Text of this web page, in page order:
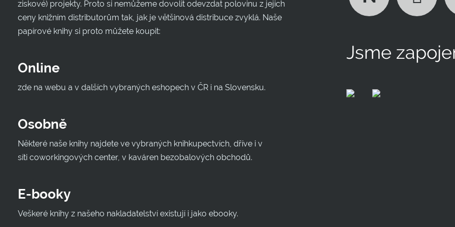
ziskové) projekty. Proto si nemůžeme dovolit odevzdat polovinu z jejich
ceny knižním distributorům tak, jak je většinová distribuce zvyklá. Naše
papírové knihy si proto můžete koupit:
Online
zde na webu a v dalších vybraných eshopech v ČR i na Slovensku.
Osobně
Některé naše knihy najdete ve vybraných knihkupectvích, dříve i v
síti coworkingových center, v kaváren bezobalových obchodů.
E-booky
Veškeré knihy z našeho nakladatelství existují i jako ebooky.
Jsme